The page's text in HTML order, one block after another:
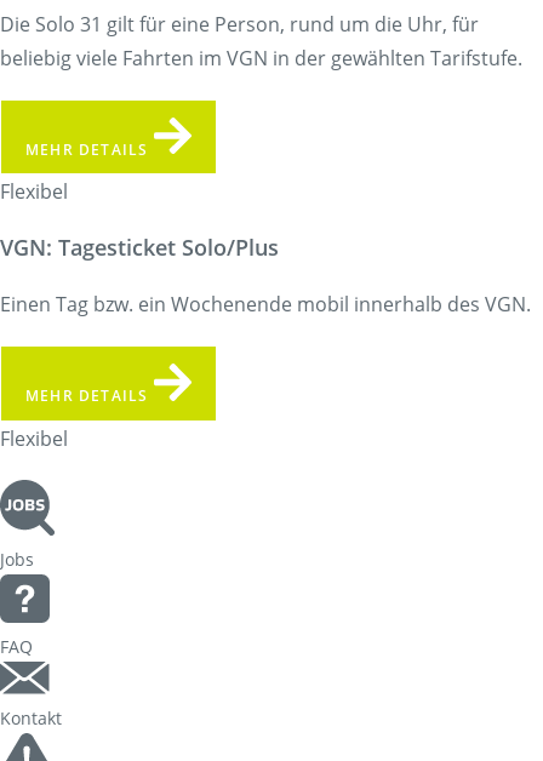
Die Solo 31 gilt für eine Person, rund um die Uhr, für
beliebig viele Fahrten im VGN in der gewählten Tarifstufe.
MEHR DETAILS
Flexibel
VGN: Tagesticket Solo/Plus
Einen Tag bzw. ein Wochenende mobil innerhalb des VGN.
MEHR DETAILS
Flexibel
Jobs
FAQ
Kontakt